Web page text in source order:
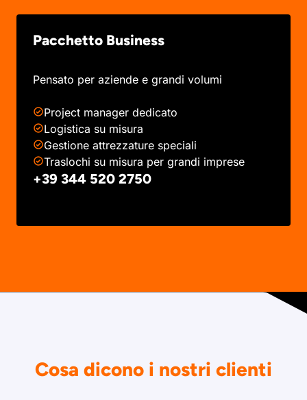
Pacchetto Business
Pensato per aziende e grandi volumi
Project manager dedicato
Logistica su misura
Gestione attrezzature speciali
Traslochi su misura per grandi imprese
+39 344 520 2750
Cosa dicono i nostri clienti